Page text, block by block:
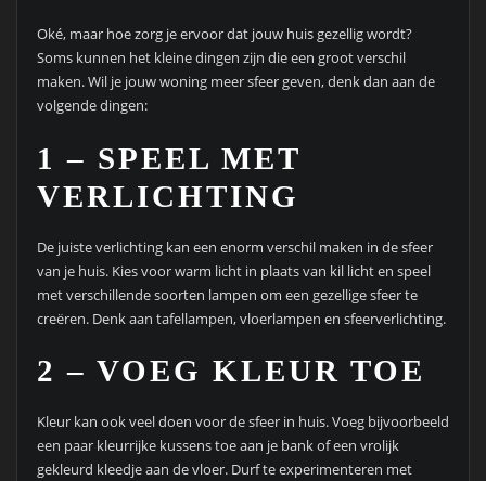
Oké, maar hoe zorg je ervoor dat jouw huis gezellig wordt?
Soms kunnen het kleine dingen zijn die een groot verschil
maken. Wil je jouw woning meer sfeer geven, denk dan aan de
volgende dingen:
1 – SPEEL MET
VERLICHTING
De juiste verlichting kan een enorm verschil maken in de sfeer
van je huis. Kies voor warm licht in plaats van kil licht en speel
met verschillende soorten lampen om een gezellige sfeer te
creëren. Denk aan tafellampen, vloerlampen en sfeerverlichting.
2 – VOEG KLEUR TOE
Kleur kan ook veel doen voor de sfeer in huis. Voeg bijvoorbeeld
een paar kleurrijke kussens toe aan je bank of een vrolijk
gekleurd kleedje aan de vloer. Durf te experimenteren met